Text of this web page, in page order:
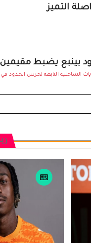
التميز
بينبع يضبط
الساحلية التابعة لحرس الحدود